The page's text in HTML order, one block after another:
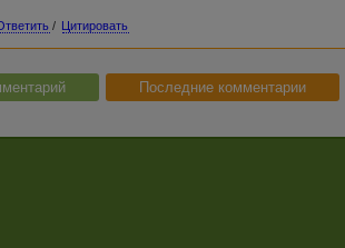
/ Цитировать
Последние комментарии